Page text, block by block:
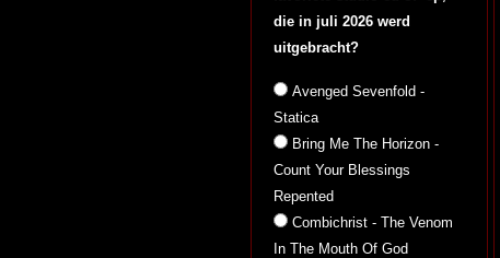
die in juli 2026 werd
uitgebracht?
Avenged Sevenfold -
Statica
Bring Me The Horizon -
Count Your Blessings
Repented
Combichrist - The Venom
In The Mouth Of God